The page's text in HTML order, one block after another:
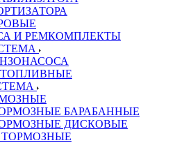
И РЕМКОМПЛЕКТЫ
БАРАБАННЫЕ
ДИСКОВЫЕ